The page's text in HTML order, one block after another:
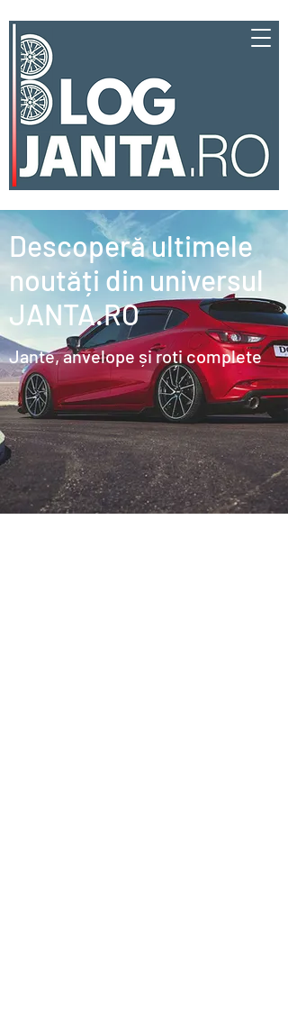
Descoperă ultimele
noutăți din universul
JANTA.RO
Jante, anvelope și roți complete